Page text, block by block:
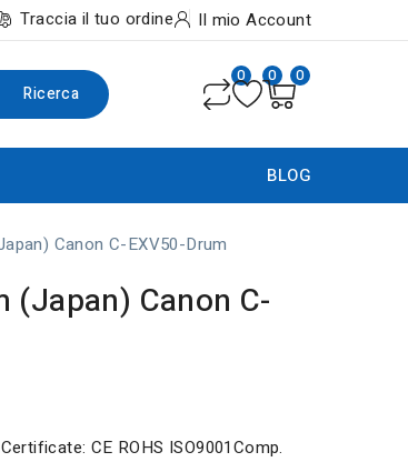
Traccia il tuo ordine Il mio Account
Ricerca
0 0 0
BLOG
Canon C-EXV50-Drum
(Japan) Canon C-
CE ROHS ISO9001Comp.